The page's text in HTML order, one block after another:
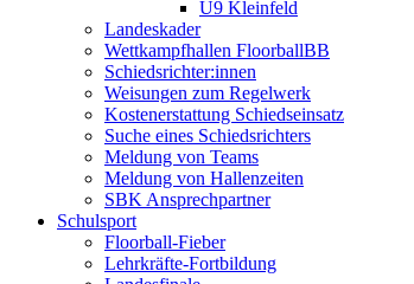
U9 Kleinfeld
Landeskader
Wettkampfhallen FloorballBB
Schiedsrichter:innen
Weisungen zum Regelwerk
Kostenerstattung Schiedseinsatz
Suche eines Schiedsrichters
Meldung von Teams
Meldung von Hallenzeiten
SBK Ansprechpartner
Schulsport
Floorball-Fieber
Lehrkräfte-Fortbildung